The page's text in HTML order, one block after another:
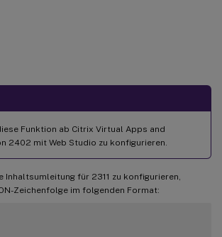
Funktion ab Citrix Virtual Apps and
2402 mit Web Studio zu konfigurieren.
Inhaltsumleitung für 2311 zu konfigurieren,
Zeichenfolge im folgenden Format: